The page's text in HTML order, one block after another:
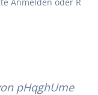
pHqghUme